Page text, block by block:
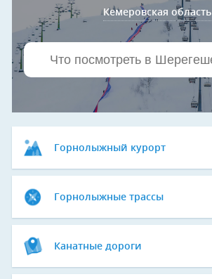
Кемеровская область
Горнолыжный курорт
Горнолыжные трассы
Канатные дороги